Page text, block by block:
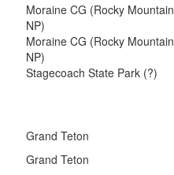
Moraine CG (Rocky Mountain
NP)
Moraine CG (Rocky Mountain
NP)
Stagecoach State Park (?)
Grand Teton
Grand Teton